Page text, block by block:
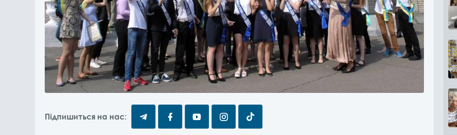
Підпишиться на нас: